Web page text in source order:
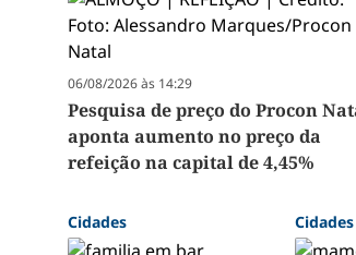
06/08/2026 às 14:29
Pesquisa de preço do Procon
aponta aumento no preço da
refeição na capital de 4,45%
Cidades Cidades